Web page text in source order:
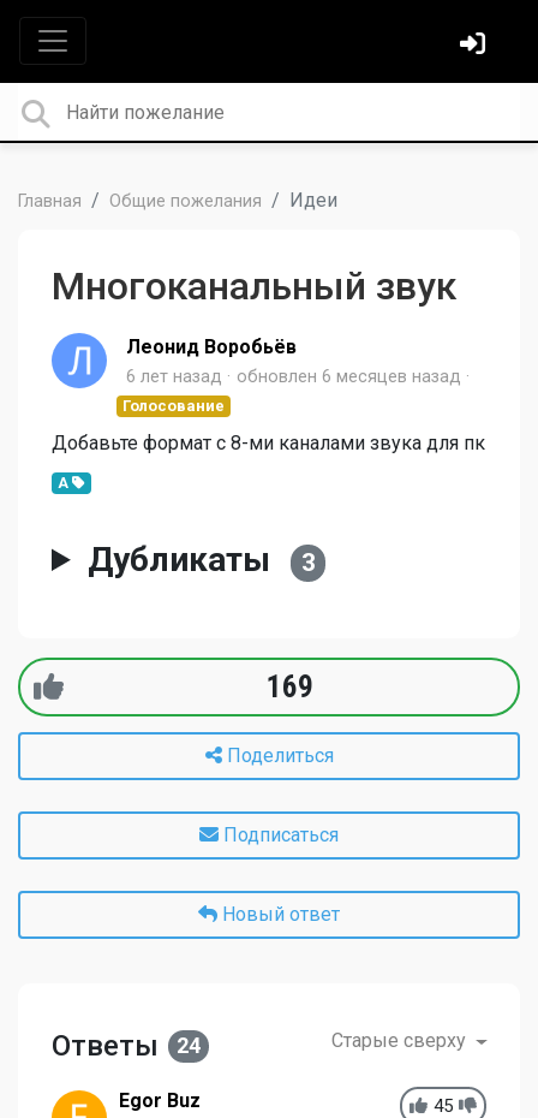
Главная Общие пожелания Идеи
Многоканальный звук
Леонид Воробьёв
6 лет назад обновлен 6 месяцев назад
Голосование
Добавьте формат с 8-ми каналами звука для пк
A
Дубликаты 3
169
Поделиться
Подписаться
Новый ответ
Ответы 24 Старые сверху
45
Egor Buz